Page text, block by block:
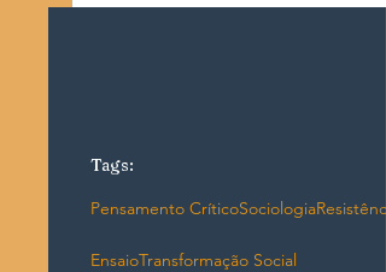
Tags:
Pensamento CríticoSociologia
EnsaioTransformação Social